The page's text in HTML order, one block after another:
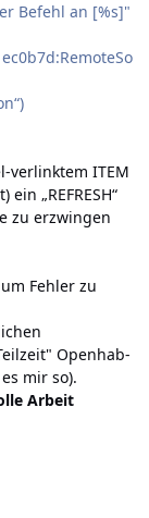
Befehl an [%s]"
verlinktem ITEM
„REFRESH“
zu erzwingen
Fehler zu
Openhab-
mir so).
Arbeit